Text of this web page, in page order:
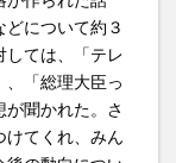
について約３
しては、「テレ
、「総理大臣っ
聞かれた。さ
けてくれ、みん